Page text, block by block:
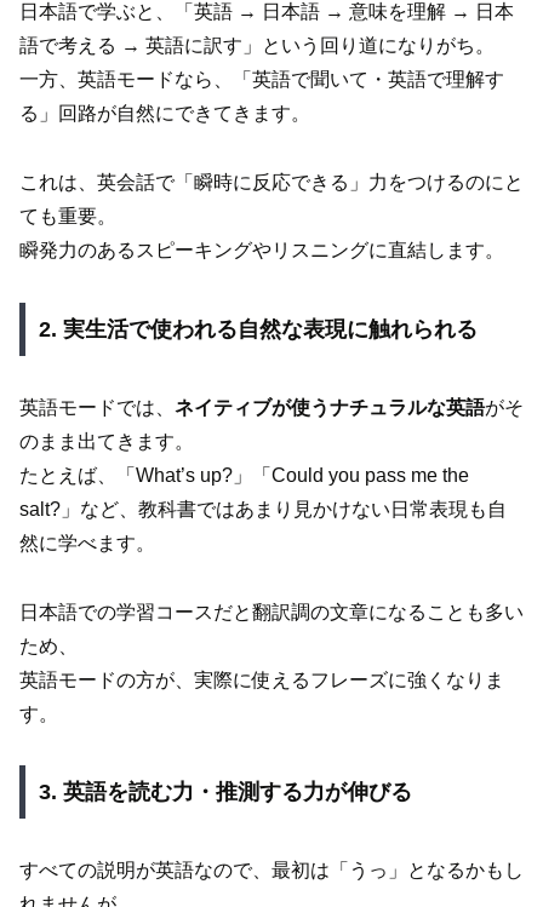
日本語で学ぶと、「英語 → 日本語 → 意味を理解 → 日本
語で考える → 英語に訳す」という回り道になりがち。
一方、英語モードなら、「英語で聞いて・英語で理解す
る」回路が自然にできてきます。
これは、英会話で「瞬時に反応できる」力をつけるのにと
ても重要。
瞬発力のあるスピーキングやリスニングに直結します。
2. 実生活で使われる自然な表現に触れられる
英語モードでは、 ネイティブが使うナチュラルな英語がそ
のまま出てきます。
たとえば、「What’s up?」「Could you pass me the
salt?」など、教科書ではあまり見かけない日常表現も自
然に学べます。
日本語での学習コースだと翻訳調の文章になることも多い
ため、
英語モードの方が、実際に使えるフレーズに強くなりま
す。
3. 英語を読む力・推測する力が伸びる
すべての説明が英語なので、最初は「うっ」となるかもし